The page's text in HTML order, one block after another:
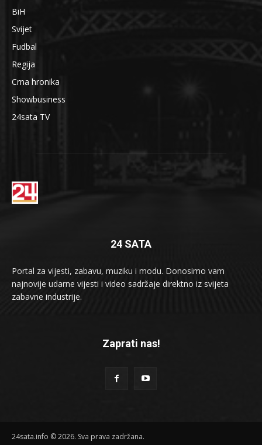
BiH
Svijet
Fudbal
Regija
Crna hronika
Showbusiness
24sata TV
24 SATA
Portal za vijesti, zabavu, muziku i modu. Donosimo vam
najnovije udarne vijesti i video sadržaje direktno iz svijeta
zabavne industrije.
Zaprati nas!
24sata.info © 2026. Sva prava zadržana.